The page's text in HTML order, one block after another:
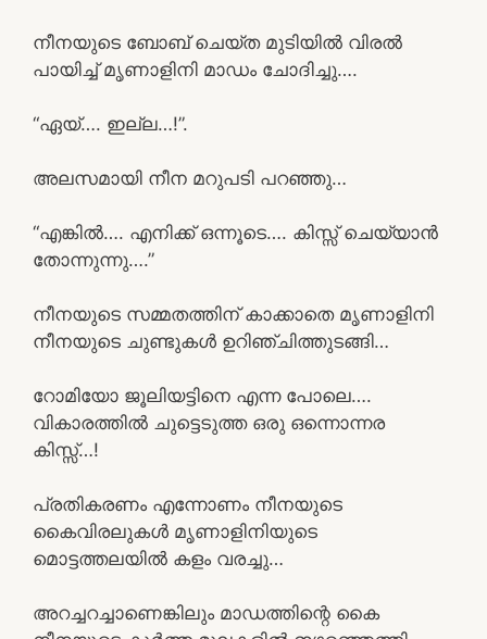
നീനയുടെ ബോബ് ചെയ്ത മുടിയിൽ വിരൽ
പായിച്ച് മൃണാളിനി മാഡം ചോദിച്ചു….
“ഏയ്…. ഇല്ല…!”.
അലസമായി നീന മറുപടി പറഞ്ഞു…
“എങ്കിൽ…. എനിക്ക് ഒന്നൂടെ…. കിസ്സ് ചെയ്യാൻ
തോന്നുന്നു….”
നീനയുടെ സമ്മതത്തിന് കാക്കാതെ മൃണാളിനി
നീനയുടെ ചുണ്ടുകൾ ഉറിഞ്ചിത്തുടങ്ങി…
റോമിയോ ജൂലിയട്ടിനെ എന്ന പോലെ….
വികാരത്തിൽ ചുട്ടെടുത്ത ഒരു ഒന്നൊന്നര
കിസ്സ്…!
പ്രതികരണം എന്നോണം നീനയുടെ
കൈവിരലുകൾ മൃണാളിനിയുടെ
മൊട്ടത്തലയിൽ കളം വരച്ചു…
അറച്ചറച്ചാണെങ്കിലും മാഡത്തിന്റെ കൈ